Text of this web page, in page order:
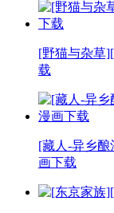
[野猫与杂草
载
[藏人-异乡酿
画下载